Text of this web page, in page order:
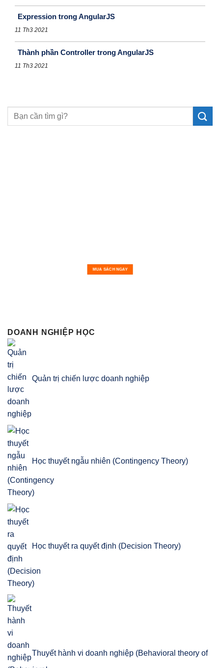
Expression trong AngularJS
11 Th3 2021
Thành phần Controller trong AngularJS
11 Th3 2021
MUA SÁCH NGAY
DOANH NGHIỆP HỌC
Quản trị chiến lược doanh nghiệp
Học thuyết ngẫu nhiên (Contingency Theory)
Học thuyết ra quyết định (Decision Theory)
Thuyết hành vi doanh nghiệp (Behavioral theory of